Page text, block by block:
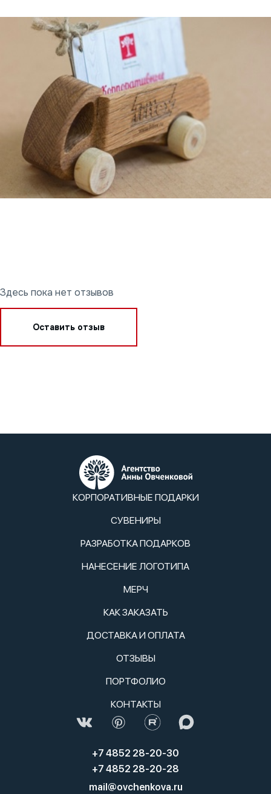
Здесь пока нет отзывов
Оставить отзыв
КОРПОРАТИВНЫЕ ПОДАРКИ
СУВЕНИРЫ
РАЗРАБОТКА ПОДАРКОВ
НАНЕСЕНИЕ ЛОГОТИПА
МЕРЧ
КАК ЗАКАЗАТЬ
ДОСТАВКА И ОПЛАТА
ОТЗЫВЫ
ПОРТФОЛИО
КОНТАКТЫ
+7 4852 28-20-30
+7 4852 28-20-28
mail@ovchenkova.ru